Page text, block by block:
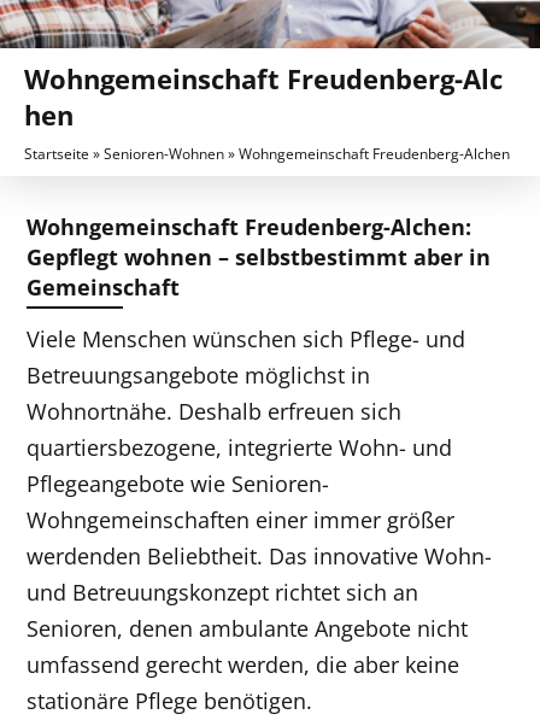
Wohngemeinschaft Freudenberg-Alc
hen
Startseite »Senioren-Wohnen»Wohngemeinschaft Freudenberg-Alchen
Wohngemeinschaft Freudenberg-Alchen:
Gepflegt wohnen – selbstbestimmt aber in
Gemeinschaft
Viele Menschen wünschen sich Pflege- und
Betreuungsangebote möglichst in
Wohnortnähe. Deshalb erfreuen sich
quartiersbezogene, integrierte Wohn- und
Pflegeangebote wie Senioren-
Wohngemeinschaften einer immer größer
werdenden Beliebtheit. Das innovative Wohn-
und Betreuungskonzept richtet sich an
Senioren, denen ambulante Angebote nicht
umfassend gerecht werden, die aber keine
stationäre Pflege benötigen.